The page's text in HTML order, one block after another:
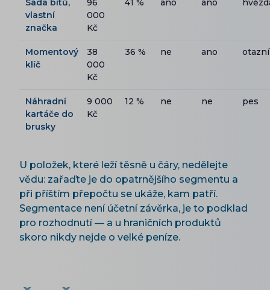
Sada bitů,
vlastní
značka
96
000
Kč
41 % ano ano
Momentový
klíč
38
000
Kč
36 % ne ano
Náhradní
kartáče do
brusky
9 000
Kč
12 % ne ne pes
U položek, které leží těsně u čáry, nedělejte
vědu: zařaďte je do opatrnějšího segmentu a
při příštím přepočtu se ukáže, kam patří.
Segmentace není účetní závěrka, je to podklad
pro rozhodnutí — a u hraničních produktů
skoro nikdy nejde o velké peníze.